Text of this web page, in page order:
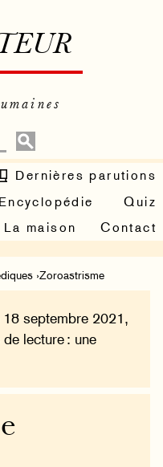
Dernières parutions
Encyclopédie
Quiz
La maison Contact
›Zoroastrisme
18 septembre 2021,
lecture : une